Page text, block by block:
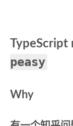
TypeScript
peasy
Why